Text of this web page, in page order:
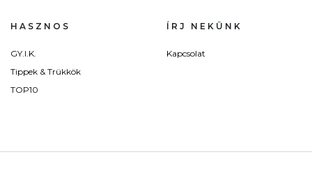
HASZNOS
GY.I.K.
Tippek & Trükkök
TOP10
ÍRJ NEKÜNK
Kapcsolat